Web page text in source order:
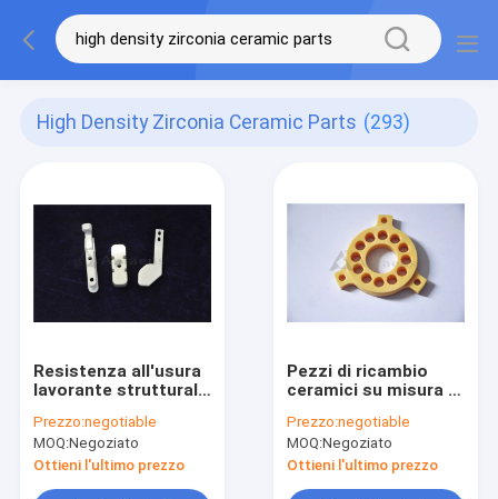
High Density Zirconia Ceramic Parts (293)
Resistenza all'usura
lavorante strutturale
ad alta densità di
biossido di zirconio
Prezzo:negotiable
MOQ:Negoziato
Ottieni l'ultimo prezzo
Pezzi di ricambio
ceramici su misura di
ad alta densità
Prezzo:negotiable
MOQ:Negoziato
Ottieni l'ultimo prezzo